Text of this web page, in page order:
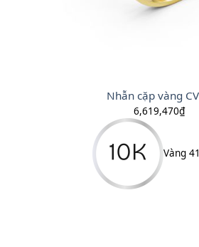
Nhẫn cặp vàng
6,619,470₫
Vàng